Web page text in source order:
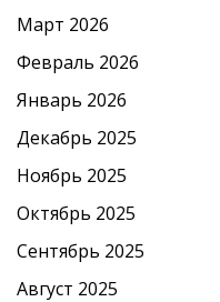
Март 2026
Февраль 2026
Январь 2026
Декабрь 2025
Ноябрь 2025
Октябрь 2025
Сентябрь 2025
Август 2025